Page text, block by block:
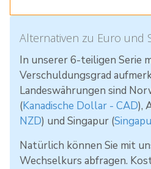
Alternativen zu Euro und
In unserer 6-teiligen Serie
Verschuldungsgrad
Landeswährungen sind
(Kanadische Dollar - CAD),
NZD) und Singapur (
Natürlich können Sie mit
Wechselkurs abfragen.